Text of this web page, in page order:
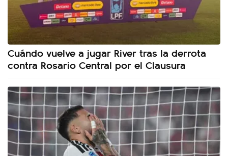
Cuándo vuelve a jugar River tras la derrota
contra Rosario Central por el Clausura